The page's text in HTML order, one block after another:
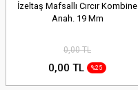
İzeltaş Mafsallı Cırcır Kombine
Anah. 19 Mm
0,00 TL
0,00 TL %25